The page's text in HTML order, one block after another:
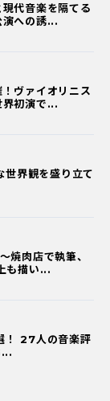
代音楽を隔てる
演への誘...
ヴァイオリニス
界初演で...
界観を盛り立て
焼肉店で執筆、
も描い...
！ 27人の音楽評